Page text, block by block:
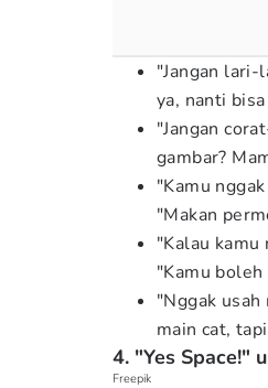
"Jangan lari-
ya, nanti
"Jangan
gambar?
"Kamu
"Makan
"Kalau kamu
"Kamu
"Nggak
main cat,
4. "Yes Space!"
Freepik